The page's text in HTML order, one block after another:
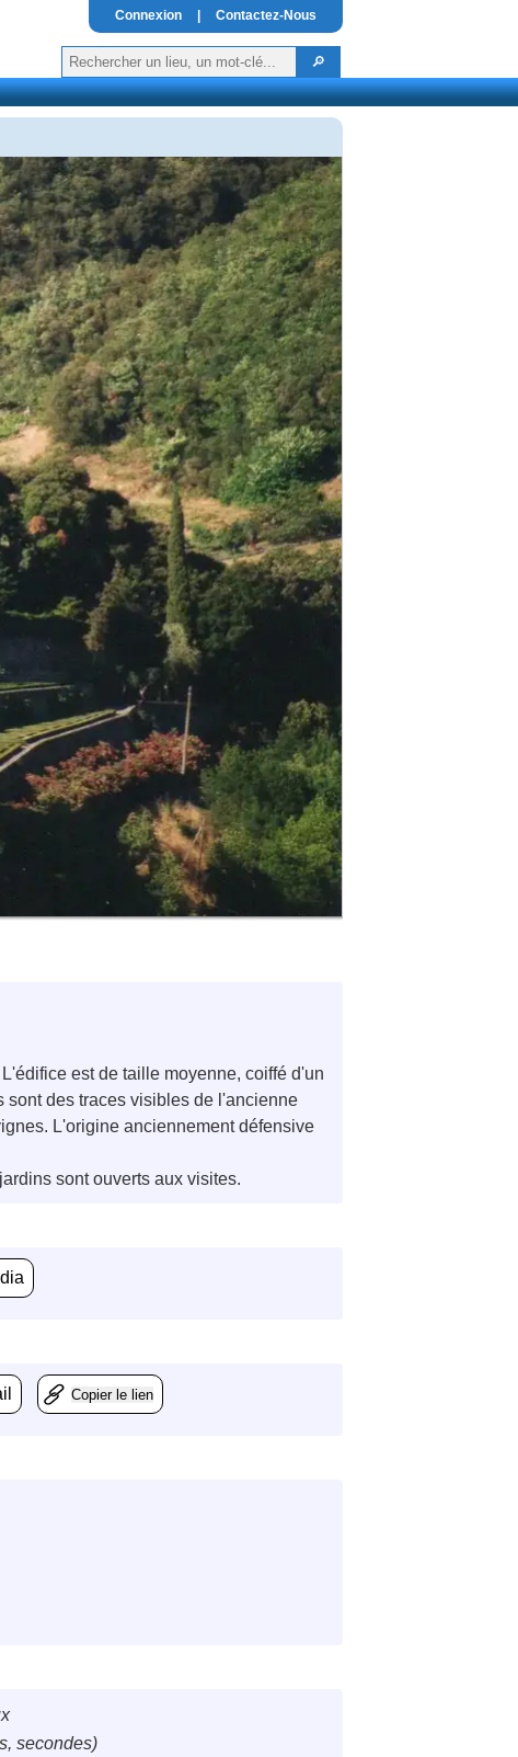
Connexion Contactez-Nous
est de taille moyenne, coiffé d'un
sont des traces visibles de l'ancienne
L'origine anciennement défensive
sont ouverts aux visites.
Copier le lien
secondes)